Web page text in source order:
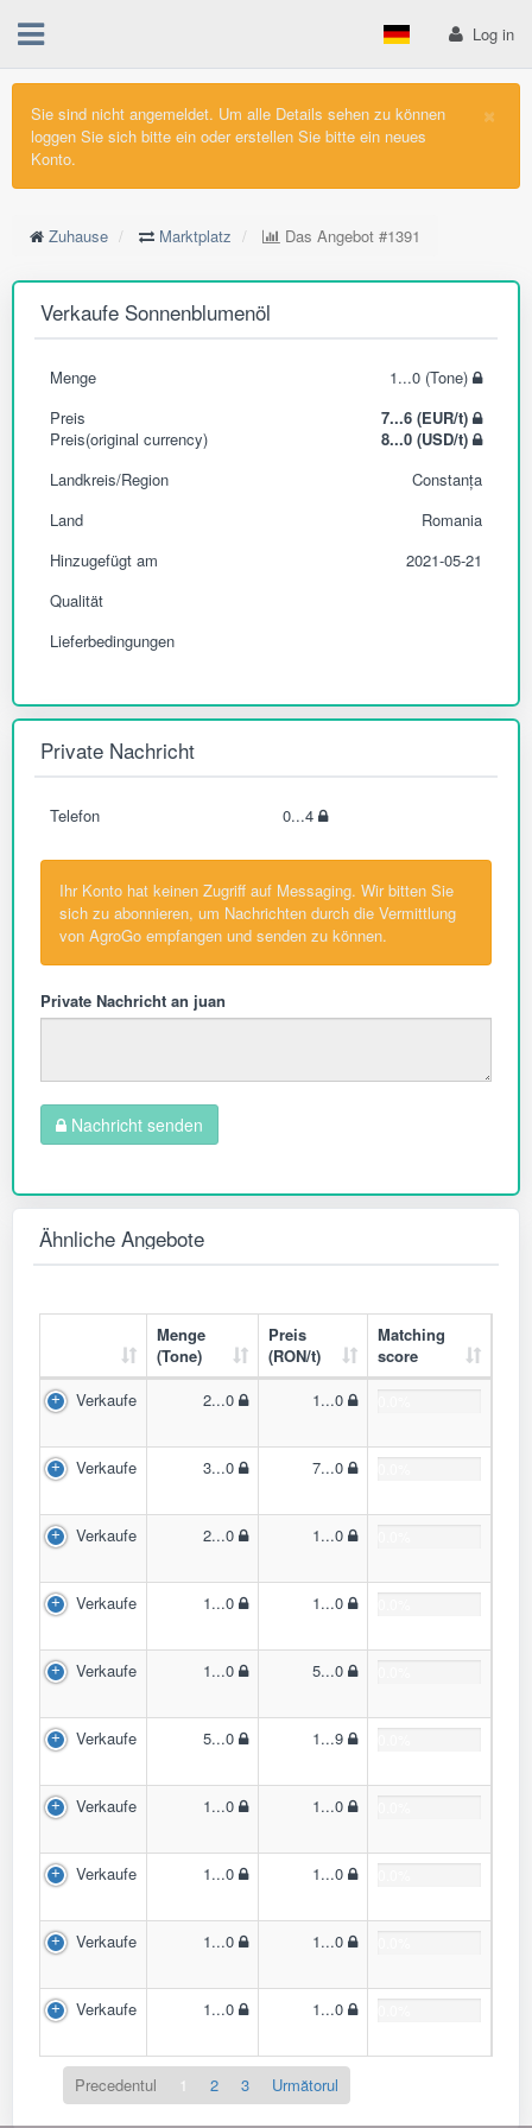
Log in
×
Sie sind nicht angemeldet. Um alle Details sehen zu können
loggen Sie sich bitte ein oder erstellen Sie bitte ein neues
Konto.
Zuhause Marktplatz Das Angebot #1391
Verkaufe Sonnenblumenöl
Menge
1...0 (Tone)
Preis
Preis(original currency)
7...6 (EUR/t)
8...0 (USD/t)
Landkreis/Region
Constanța
Land
Romania
Hinzugefügt am
2021-05-21
Qualität
Lieferbedingungen
Private Nachricht
Telefon 0...4
Ihr Konto hat keinen Zugriff auf Messaging. Wir bitten Sie
sich zu abonnieren, um Nachrichten durch die Vermittlung
von AgroGo empfangen und senden zu können.
Private Nachricht an juan
Nachricht senden
Ähnliche Angebote
Menge
(Tone)
Preis
(RON/t)
Matching
score
Verkaufe
2...0 1...0
Verkaufe 3...0 7...0
Verkaufe 2...0 1...0
Verkaufe 1...0 1...0
Verkaufe 1...0 5...0
Verkaufe 5...0 1...9
Verkaufe 1...0 1...0
Verkaufe 1...0 1...0
Verkaufe 1...0 1...0
Verkaufe 1...0 1...0
Precedentul 1 2 3 Următorul